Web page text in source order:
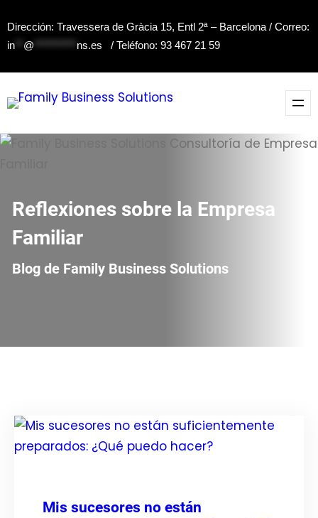
al
contenido
Dirección: Travessera de Gràcia 15, Entl 2ª – Barcelona / Correo:
in
@ ns.es / Teléfono: 93 467 21 59
Reflexiones sobre la Empresa
Familiar
Blog de Family Business Solutions
Mis sucesores no están